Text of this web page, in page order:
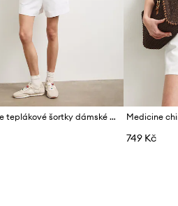
Medicine teplákové šortky dámské bavlněné
749 Kč